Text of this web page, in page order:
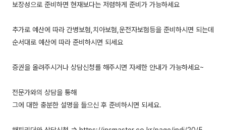
보장성으로 준비하면 현재보다는 저렴하게 준비가 가능하세요
추가로 예산에 따라 간병보험,치아보험,운전자보험등을 준비하시면 되는데
순서대로 예산에 따라 준비하시면 되세요
증권을 올려주시거나 상담신청를 해주시면 자세한 안내가 가능하세요~
전문가와의 상담을 통해
그에 대한 충분한 설명을 들으신 후 준비하시면 되세요.